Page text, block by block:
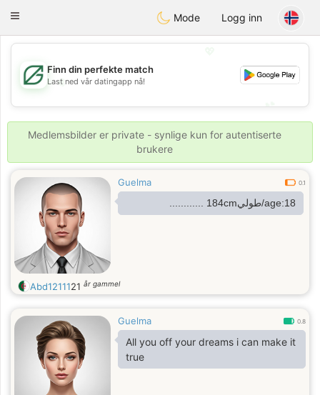
GulfDating
Toggle
Mode Logg inn
💖
💕
Finn din perfekte match
Last ned vår datingapp nå!
Medlemsbilder er private - synlige kun for autentiserte
brukere
Guelma 0.1
age:18/طولي184cm ............
Abd1211121 år gammel
Guelma 0.8
All you off your dreams i can make it
true